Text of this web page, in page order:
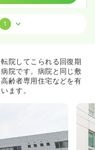
1
院してこられる回復期
院です。病院と同じ敷
齢者専用住宅などを有
ます。